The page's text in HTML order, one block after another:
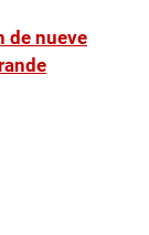
de nueve